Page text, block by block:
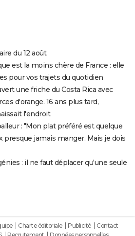
du 12 août
est la moins chère de France : elle
pour vos trajets du quotidien
une friche du Costa Rica avec
d'orange. 16 ans plus tard,
l'endroit
: "Mon plat préféré est quelque
presque jamais manger. Mais je dois
: il ne faut déplacer qu'une seule
Charte éditoriale Publicité
Contact